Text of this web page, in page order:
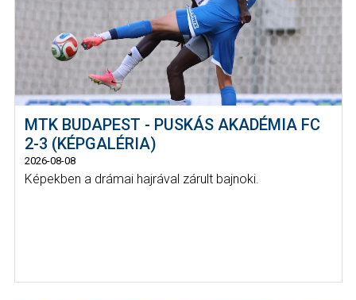
MTK BUDAPEST - PUSKÁS AKADÉMIA FC
2-3 (KÉPGALÉRIA)
2026-08-08
Képekben a drámai hajrával zárult bajnoki.